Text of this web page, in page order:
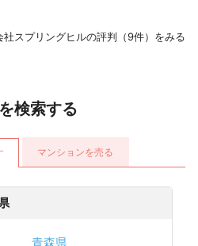
社スプリングヒルの評判（9件）をみる
検索する
マンションを売る
青森県